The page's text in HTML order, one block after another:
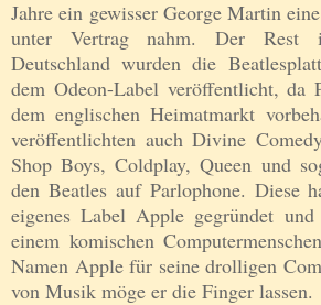
Jahre ein gewisser George Martin
unter Vertrag nahm. Der Rest
Deutschland wurden die
dem Odeon-Label veröffentlicht, da
dem englischen Heimatmarkt
veröffentlichten auch Divine
Shop Boys, Coldplay, Queen und
den Beatles auf Parlophone. Diese
eigenes Label Apple gegründet
einem komischen
Namen Apple für seine drolligen
von Musik möge er die Finger lassen.